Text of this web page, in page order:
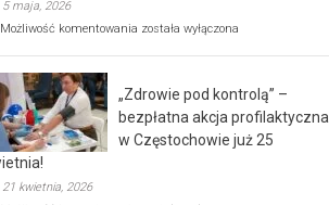
5 maja, 2026
Możliwość komentowania Rusza
rehabilitacji
dla
seniorów!
została wyłączona
„Zdrowie pod kontrolą” –
bezpłatna akcja profilaktyczna
w Częstochowie już 25
21 kwietnia, 2026